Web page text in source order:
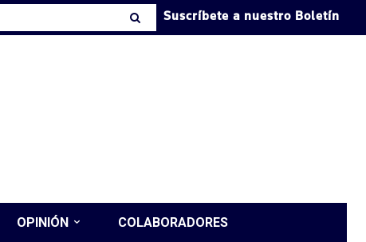
Suscríbete a nuestro Boletín
OPINIÓN COLABORADORES